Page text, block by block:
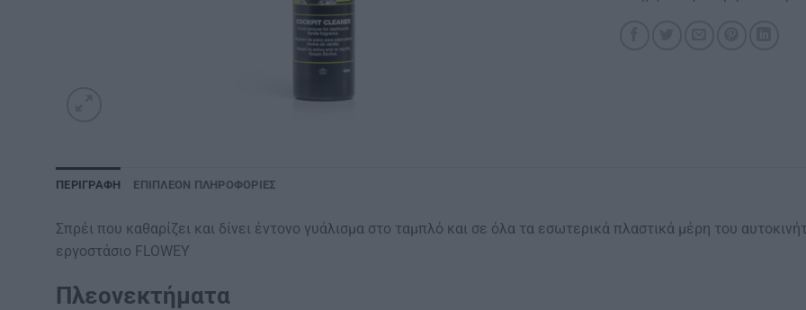
ΠΕΡΙΓΡΑΦΉ ΕΠΙΠΛΈΟΝ ΠΛΗΡΟΦΟΡΊΕΣ
Σπρέι που καθαρίζει και δίνει έντονο γυάλισμα στο ταμπλό και σε όλα τα εσωτερικά πλαστικά μέρη του
εργοστάσιο FLOWEY
Πλεονεκτήματα